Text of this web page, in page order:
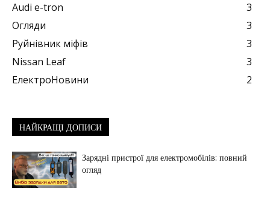
Audi e-tron
3
Огляди
3
Руйнівник міфів
3
Nissan Leaf
3
ЕлектроНовини
2
НАЙКРАЩІ ДОПИСИ
Зарядні пристрої для електромобілів: повний
огляд